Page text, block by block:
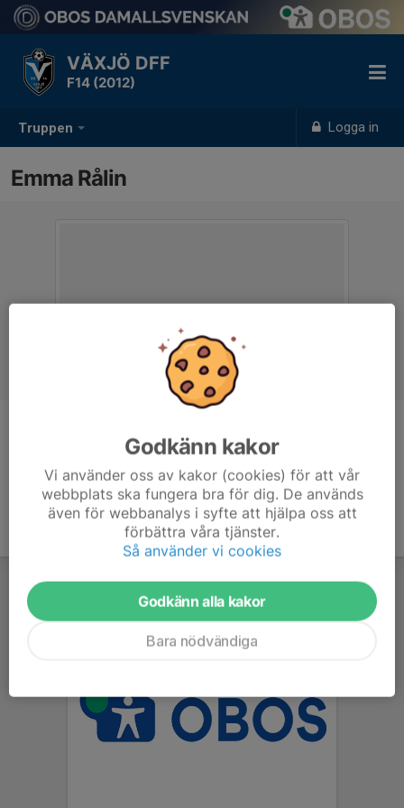
Truppen Logga in
VÄXJÖ DFF
F14 (2012)
Emma Rålin
14 år
Godkänn kakor
Vi använder oss av kakor (cookies) för att vår
webbplats ska fungera bra för dig. De används
även för webbanalys i syfte att hjälpa oss att
förbättra våra tjänster.
Så använder vi cookies
Godkänn alla kakor
Bara nödvändiga